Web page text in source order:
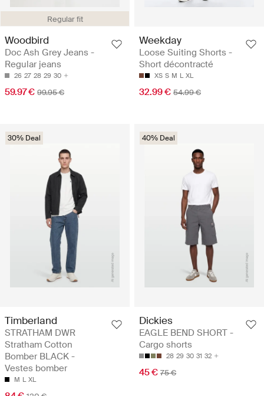
Regular fit
Woodbird
Doc Ash Grey Jeans -
Regular jeans
26 27 28 29 30
59.97 € 99.95 €
Weekday
Loose Suiting Shorts -
Short décontracté
XS S M L XL
32.99 € 54.99 €
30% Deal
Timberland
STRATHAM DWR
Stratham Cotton
Bomber BLACK -
Vestes bomber
M L XL
40% Deal
Dickies
EAGLE BEND SHORT -
Cargo shorts
28 29 30 31 32
45 € 75 €